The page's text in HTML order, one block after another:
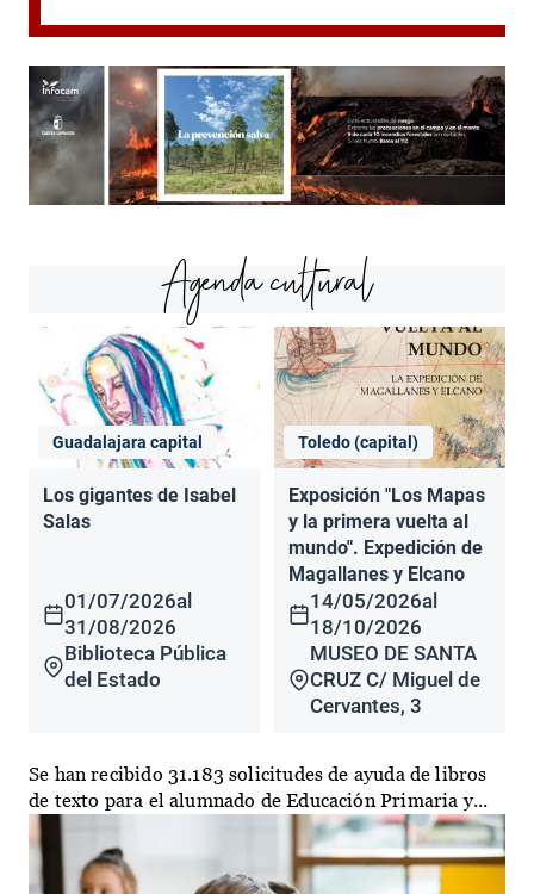
Agenda cultural
Guadalajara capital
Los gigantes de Isabel
Salas
01/07/2026al
31/08/2026
Biblioteca Pública
del Estado
Toledo (capital)
Exposición "Los Mapas
y la primera vuelta al
mundo". Expedición de
Magallanes y Elcano
14/05/2026al
18/10/2026
MUSEO DE SANTA
CRUZ C/ Miguel de
Cervantes, 3
Se han recibido 31.183 solicitudes de ayuda de libros
de texto para el alumnado de Educación Primaria y...